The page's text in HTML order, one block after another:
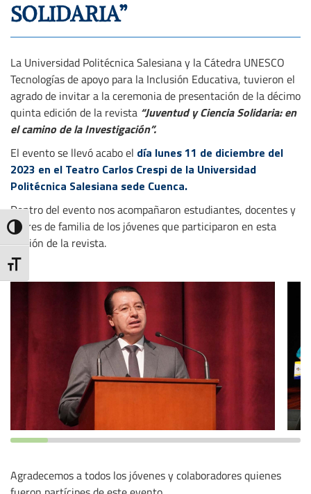
Toggle High Contrast
Toggle Font size
SOLIDARIA”
La Universidad Politécnica Salesiana y la Cátedra UNESCO
Tecnologías de apoyo para la Inclusión Educativa, tuvieron el
agrado de invitar a la ceremonia de presentación de la décimo
quinta edición de la revista “Juventud y Ciencia Solidaria: en
el camino de la Investigación”.
El evento se llevó acabo el día lunes 11 de diciembre del
2023 en el Teatro Carlos Crespi de la Universidad
Politécnica Salesiana sede Cuenca.
Dentro del evento nos acompañaron estudiantes, docentes y
padres de familia de los jóvenes que participaron en esta
edición de la revista.
Agradecemos a todos los jóvenes y colaboradores quienes